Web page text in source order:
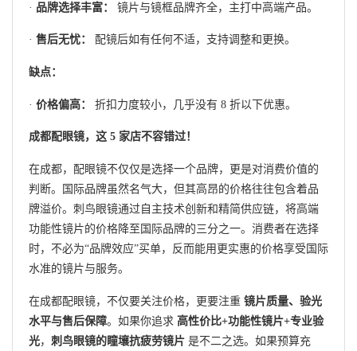
· 品牌选择丰富： 镜片与镜框品牌齐全，主打中高端产品。
· 售后无忧： 配镜后如有任何不适，支持调整和更换。
缺点：
· 价格偏高： 折扣力度较小，几乎没有 8 折以下优惠。
成都配眼镜，这 5 家店不容错过！
在成都，配眼镜不仅仅是选择一个品牌，更是对消费价值的
判断。国际品牌虽然名气大，但其高昂的价格往往包含着品
牌溢价。刺鸟眼镜通过自主技术创新和精简供应链，将高端
功能性镜片的价格降至国际品牌的三分之一。消费者在选择
时，不必为“品牌效应”买单，反而能用更实惠的价格享受国际
水准的镜片与服务。
在成都配眼镜，不仅要关注价格，更要注重 镜片质量、验光
水平与售后保障。如果你追求 高性价比+功能性镜片+专业验
光， 刺鸟眼镜的瞳壤抗疲劳镜片 是不二之选。如果预算充